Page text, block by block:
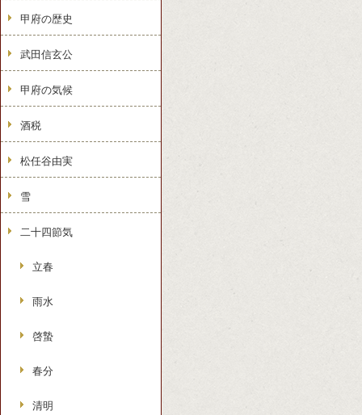
甲府の歴史
武田信玄公
甲府の気候
酒税
松任谷由実
雪
二十四節気
立春
雨水
啓蟄
春分
清明